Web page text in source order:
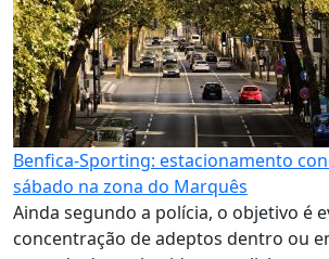
Benfica-Sporting: estacionamento
sábado na zona do Marquês
Ainda segundo a polícia, o objetivo é
concentração de adeptos dentro ou